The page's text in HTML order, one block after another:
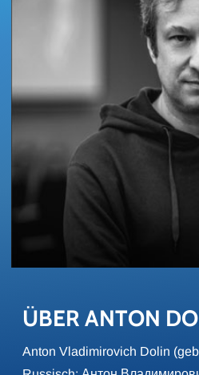
ÜBER ANTON
Anton Vladimirovich Dolin